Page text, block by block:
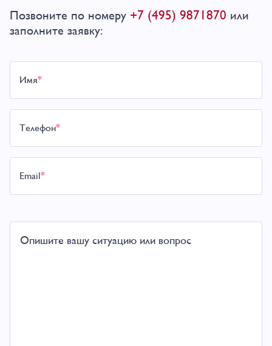
Позвоните по номеру +7 (495) 9871870 или
заполните заявку:
Имя*
Телефон*
Email*